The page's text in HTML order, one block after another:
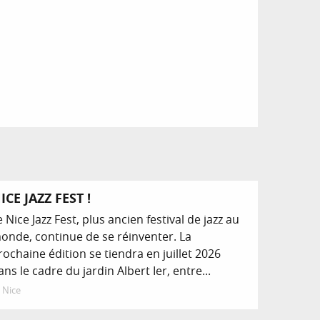
JAZZ FEST !
Nice Jazz Fest, plus ancien festival de jazz au
continue de se réinventer. La
édition se tiendra en juillet 2026
le cadre du jardin Albert Ier, entre...
Nice